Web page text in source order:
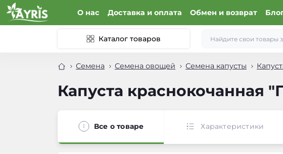
О нас Доставка и оплата Обмен и возврат
Каталог товаров
Семена Семена овощей Семена капусты
Капуста краснокочанная
Все о товаре Характеристики